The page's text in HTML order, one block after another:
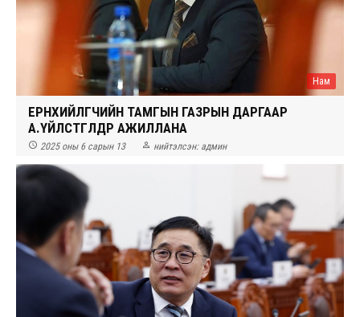
Нам
ЕРӨНХИЙЛӨГЧИЙН ТАМГЫН ГАЗРЫН ДАРГААР
А.ҮЙЛСТӨГӨЛДӨР АЖИЛЛАНА
 2025 оны 6 сарын 13  нийтэлсэн: админ